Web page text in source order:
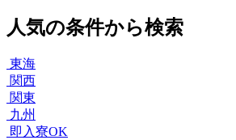
人気の条件から検索
東海
関西
関東
九州
即入寮OK